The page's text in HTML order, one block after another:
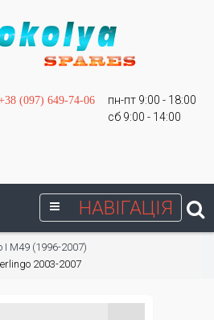
(097) 649-74-06
пн-пт 9:00 - 18:00
сб 9:00 - 14:00
НАВІГАЦІЯ
I М49 (1996-2007)
2003-2007